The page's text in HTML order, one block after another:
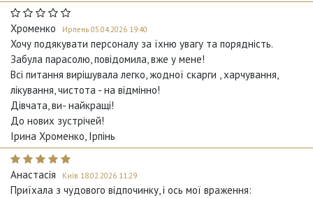
Хроменко Ирпень 05.04.2026 19:40
Хочу подякувати персоналу за їхню увагу та порядність.
Забула парасолю, повідомила, вже у мене!
Всі питання вирішувала легко, жодної скарги , харчування,
лікування, чистота - на відмінно!
Дівчата, ви- найкращі!
До нових зустрічей!
Ірина Хроменко, Ірпінь
Анастасія Київ 18.02.2026 11:29
Приїхала з чудового відпочинку, і ось мої враження: